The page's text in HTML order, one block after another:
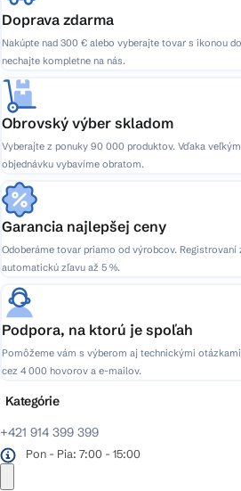
Doprava zdarma
Nakúpte nad 300 € alebo vyberajte tovar s ikonou
nechajte kompletne na nás.
Obrovský výber skladom
Vyberajte z ponuky 90 000 produktov. Vďaka
objednávku vybavíme obratom.
Garancia najlepšej ceny
Odoberáme tovar priamo od výrobcov.
automatickú zľavu až 5 %.
Podpora, na ktorú je spoľah
Pomôžeme vám s výberom aj technickými
cez 4 000 hovorov a e-mailov.
+421 914 399 399
Pon - Pia: 7:00 - 15:00
Kategórie